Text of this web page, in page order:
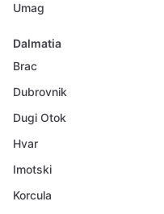
Umag
Dalmatia
Brac
Dubrovnik
Dugi Otok
Hvar
Imotski
Korcula